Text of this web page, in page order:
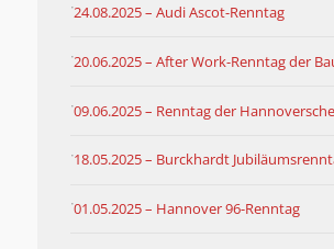
24.08.2025 – Audi Ascot-Renntag
20.06.2025 – After Work-Renntag der
09.06.2025 – Renntag der
18.05.2025 – Burckhardt
01.05.2025 – Hannover 96-Renntag